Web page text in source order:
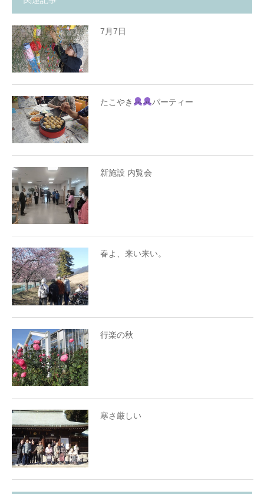
7月7日
たこやき パーティー
新施設 内覧会
春よ、来い来い。
行楽の秋
寒さ厳しい